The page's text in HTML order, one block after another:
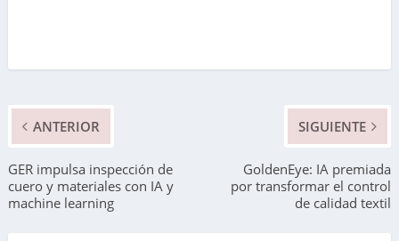
ANTERIOR
GER impulsa inspección de
cuero y materiales con IA y
machine learning
SIGUIENTE
GoldenEye: IA premiada
por transformar el control
de calidad textil